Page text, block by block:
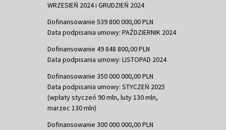
WRZESIEŃ 2024 i GRUDZIEŃ 2024
Dofinansowanie 539 800 000,00 PLN
Data podpisania umowy: PAŹDZIERNIK 2024
Dofinansowanie 49 848 800,00 PLN
Data podpisania umowy: LISTOPAD 2024
Dofinansowanie 350 000 000,00 PLN
Data podpisania umowy: STYCZEŃ 2025
(wpłaty styczeń 90 mln, luty 130 mln,
marzec 130 mln)
Dofinansowanie 300 000 000,00 PLN